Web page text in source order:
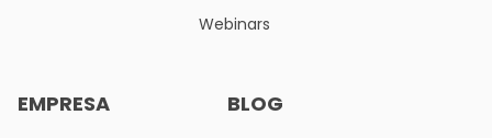
Webinars
EMPRESA BLOG